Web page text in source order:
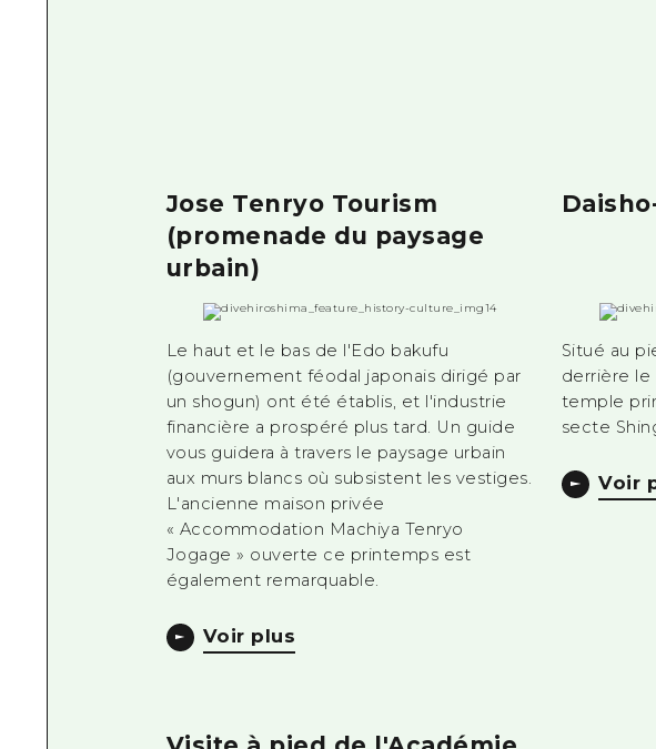
Jose Tenryo Tourism
(promenade du paysage
urbain)
Le haut et le bas de l'Edo bakufu
(gouvernement féodal japonais dirigé par
un shogun) ont été établis, et l'industrie
financière a prospéré plus tard. Un guide
vous guidera à travers le paysage urbain
aux murs blancs où subsistent les vestiges.
L'ancienne maison privée
« Accommodation Machiya Tenryo
Jogage » ouverte ce printemps est
également remarquable.
Voir plus
Situé au
derrière le
temple
secte
Voir